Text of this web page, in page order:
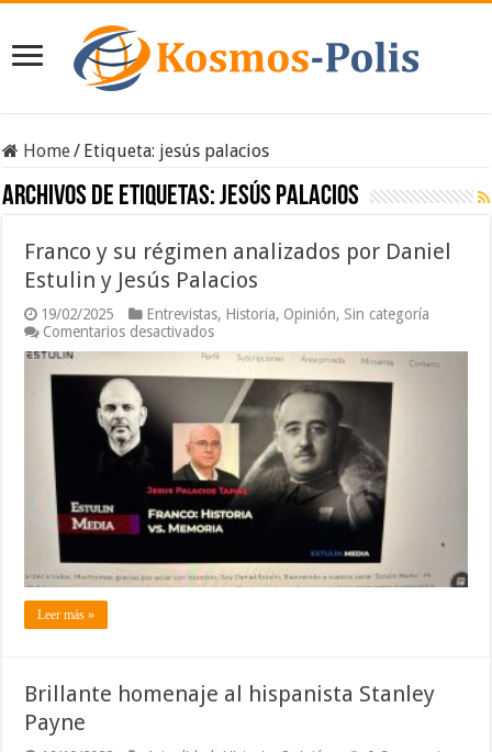
Home/ Etiqueta: jesús palacios
Archivos de etiquetas:jesús palacios
Franco y su régimen analizados por Daniel
Estulin y Jesús Palacios
19/02/2025 Entrevistas, Historia, Opinión, Sin categoría
Comentarios desactivadosen
Franco
y
su
régimen
analizados
por
Daniel
Estulin
y
Jesús
Palacios
Leer más »
Brillante homenaje al hispanista Stanley
Payne